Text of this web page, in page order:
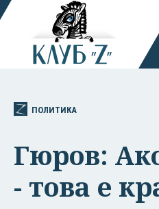
ПОЛИТИКА
Гюров:
- това е